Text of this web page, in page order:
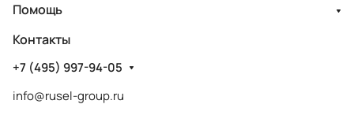
Помощь
Контакты
+7 (495) 997-94-05
info@rusel-group.ru